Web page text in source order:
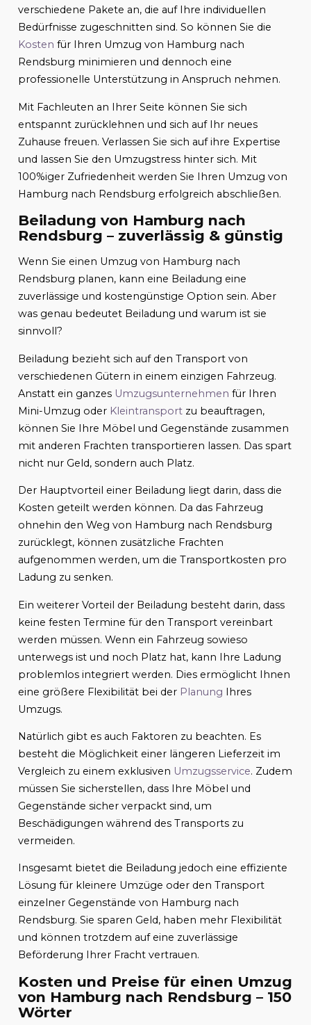
verschiedene Pakete an, die auf Ihre individuellen
Bedürfnisse zugeschnitten sind. So können Sie die
Kosten für Ihren Umzug von Hamburg nach
Rendsburg minimieren und dennoch eine
professionelle Unterstützung in Anspruch nehmen.
Mit Fachleuten an Ihrer Seite können Sie sich
entspannt zurücklehnen und sich auf Ihr neues
Zuhause freuen. Verlassen Sie sich auf ihre Expertise
und lassen Sie den Umzugstress hinter sich. Mit
100%iger Zufriedenheit werden Sie Ihren Umzug von
Hamburg nach Rendsburg erfolgreich abschließen.
Beiladung von Hamburg nach
Rendsburg – zuverlässig & günstig
Wenn Sie einen Umzug von Hamburg nach
Rendsburg planen, kann eine Beiladung eine
zuverlässige und kostengünstige Option sein. Aber
was genau bedeutet Beiladung und warum ist sie
sinnvoll?
Beiladung bezieht sich auf den Transport von
verschiedenen Gütern in einem einzigen Fahrzeug.
Anstatt ein ganzes Umzugsunternehmen für Ihren
Mini-Umzug oder Kleintransportzu beauftragen,
können Sie Ihre Möbel und Gegenstände zusammen
mit anderen Frachten transportieren lassen. Das spart
nicht nur Geld, sondern auch Platz.
Der Hauptvorteil einer Beiladung liegt darin, dass die
Kosten geteilt werden können. Da das Fahrzeug
ohnehin den Weg von Hamburg nach Rendsburg
zurücklegt, können zusätzliche Frachten
aufgenommen werden, um die Transportkosten pro
Ladung zu senken.
Ein weiterer Vorteil der Beiladung besteht darin, dass
keine festen Termine für den Transport vereinbart
werden müssen. Wenn ein Fahrzeug sowieso
unterwegs ist und noch Platz hat, kann Ihre Ladung
problemlos integriert werden. Dies ermöglicht Ihnen
eine größere Flexibilität bei der Planung Ihres
Umzugs.
Natürlich gibt es auch Faktoren zu beachten. Es
besteht die Möglichkeit einer längeren Lieferzeit im
Vergleich zu einem exklusiven Umzugsservice. Zudem
müssen Sie sicherstellen, dass Ihre Möbel und
Gegenstände sicher verpackt sind, um
Beschädigungen während des Transports zu
vermeiden.
Insgesamt bietet die Beiladung jedoch eine effiziente
Lösung für kleinere Umzüge oder den Transport
einzelner Gegenstände von Hamburg nach
Rendsburg. Sie sparen Geld, haben mehr Flexibilität
und können trotzdem auf eine zuverlässige
Beförderung Ihrer Fracht vertrauen.
Kosten und Preise für einen Umzug
von Hamburg nach Rendsburg – 150
Wörter